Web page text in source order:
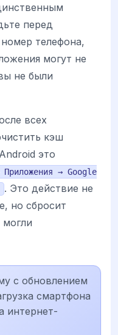
перед
телефона,
могут не
не были
всех
кэш
это
Приложения → Google
. Это действие не
но сбросит
с обновлением
смартфона
интернет-